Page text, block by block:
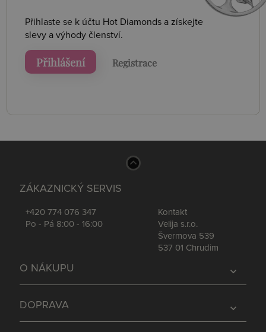
Přihlaste se k účtu Hot Diamonds a získejte
slevy a výhody členství.
Přihlášení Registrace
ZÁKAZNICKÝ SERVIS
+420 774 076 347
Po - Pá 8:00 - 16:00
Kontakt
Velija s.r.o.
Švermova 539
537 01 Chrudim
expand_more
O NÁKUPU
expand_more
DOPRAVA